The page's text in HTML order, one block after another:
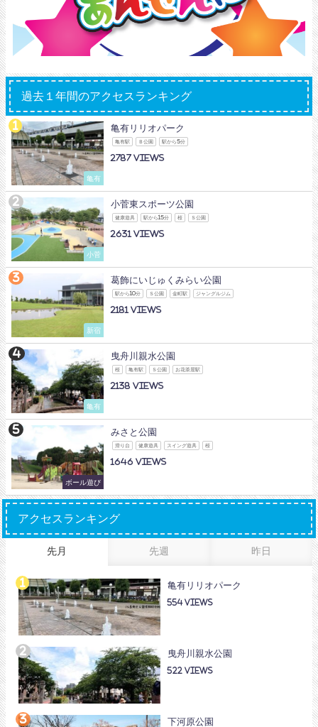
過去１年間のアクセスランキング
亀有
亀有リリオパーク
亀有駅 Ｂ公園 駅から5分
2787
小菅
小菅東スポーツ公園
健康遊具 駅から15分 桜 Ｓ公園
2631
新宿
葛飾にいじゅくみらい公園
駅から10分 Ｓ公園 金町駅 ジャングルジム
2181
亀有
曳舟川親水公園
桜 亀有駅 Ｓ公園 お花茶屋駅
2138
ボール遊び
みさと公園
滑り台 健康遊具 スイング遊具 桜
1646
アクセスランキング
先月 先週 昨日
亀有リリオパーク
554
曳舟川親水公園
522
下河原公園